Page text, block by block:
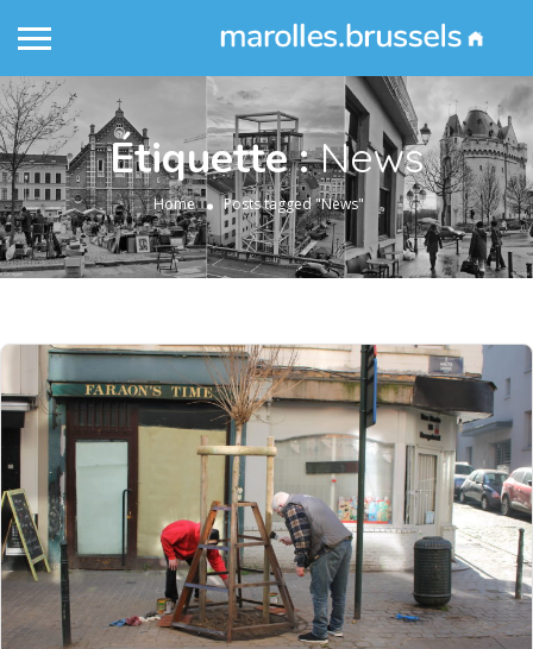
Étiquette :News
Home Posts tagged "News"